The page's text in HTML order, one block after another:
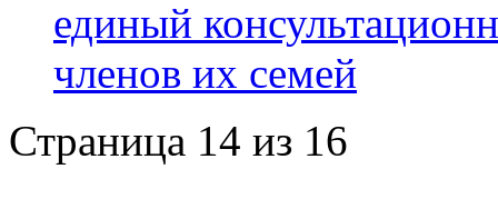
единый
членов их семей
Страница 14 из 16